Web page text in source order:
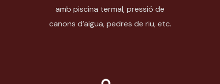
amb piscina termal, pressió de
canons d’aigua, pedres de riu, etc.